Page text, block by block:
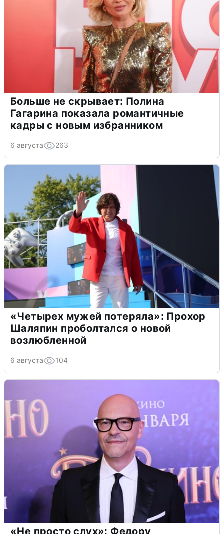
Больше не скрывает: Полина
Гагарина показала романтичные
кадры с новым избранником
6 августа 263
«Четырех мужей потеряла»: Прохор
Шаляпин проболтался о новой
возлюбленной
6 августа 104
«Не просто слух»: Федору